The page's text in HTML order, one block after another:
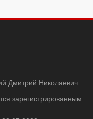
Дмитрий Николаевич
зарегистрированным